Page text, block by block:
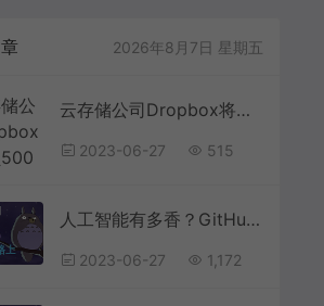
2026年8月7日 星期五
云存储公司Dropbox将裁员500人，称未来属于人工智能
2023-06-27 515
人工智能有多香？GitHub调查发现美国超九成码农已投向AI怀抱天安门上毛主席像已挂73年，还要挂多久？早在1980年邓公便已解答
2023-06-27 1,172